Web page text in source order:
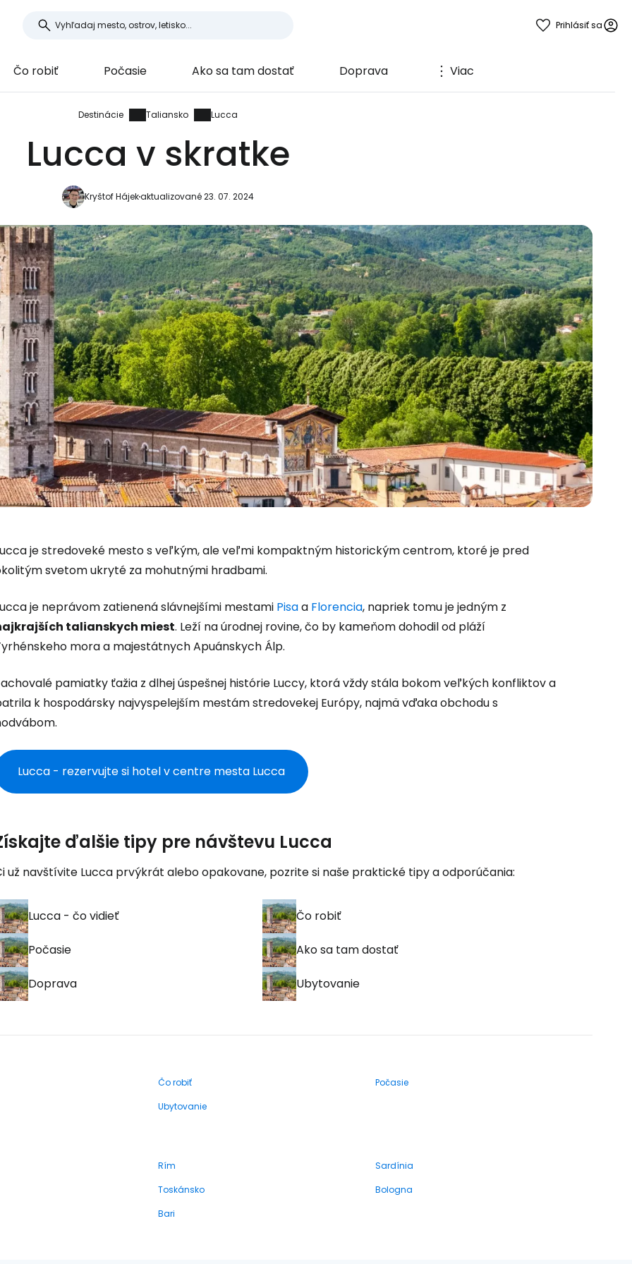
Prihlásiť sa
Čo robiť Počasie Ako sa tam dostať Doprava Viac
Destinácie Taliansko Lucca
Lucca v skratke
Kryštof Hájekaktualizované 23. 07. 2024
je stredoveké mesto s veľkým, ale veľmi kompaktným historickým centrom, ktoré je pred
svetom ukryté za mohutnými hradbami.
je neprávom zatienená slávnejšími mestami Pisaa Florencia, napriek tomu je jedným z
talianskych miest. Leží na úrodnej rovine, čo by kameňom dohodil od pláží
mora a majestátnych Apuánskych Álp.
pamiatky ťažia z dlhej úspešnej histórie Luccy, ktorá vždy stála bokom veľkých konfliktov a
k hospodársky najvyspelejším mestám stredovekej Európy, najmä vďaka obchodu s
Lucca - rezervujte si hotel v centre mesta Lucca
ďalšie tipy pre návštevu Lucca
už navštívite Lucca prvýkrát alebo opakovane, pozrite si naše praktické tipy a odporúčania:
Lucca - čo vidieť Čo robiť
Počasie Ako sa tam dostať
Doprava Ubytovanie
Čo robiť
Počasie
Ubytovanie
Rím
Sardínia
Toskánsko
Bologna
Bari
Prihláste sa do služby
Cestee
Pokračovať so službou Google
Pokračovať na Facebooku
Pokračovať s e-mailom